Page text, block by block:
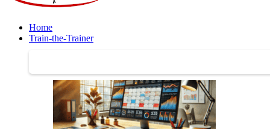
Home
Train-the-Trainer